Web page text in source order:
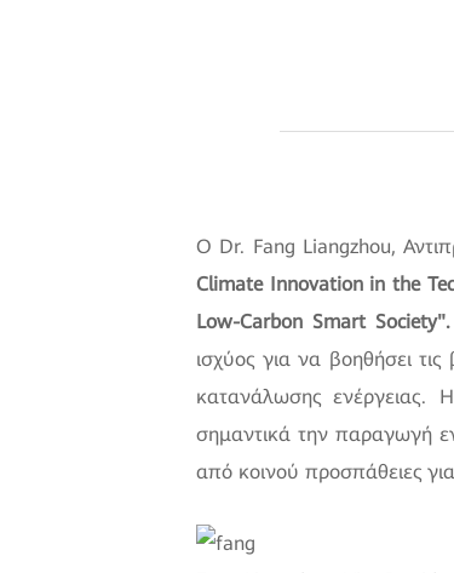
Ο Dr. Fang Liangzhou,
Climate Innovation in the
Low-Carbon Smart Society".
ισχύος για να βοηθήσει
κατανάλωσης ενέργειας.
σημαντικά την παραγωγή
από κοινού προσπάθειες